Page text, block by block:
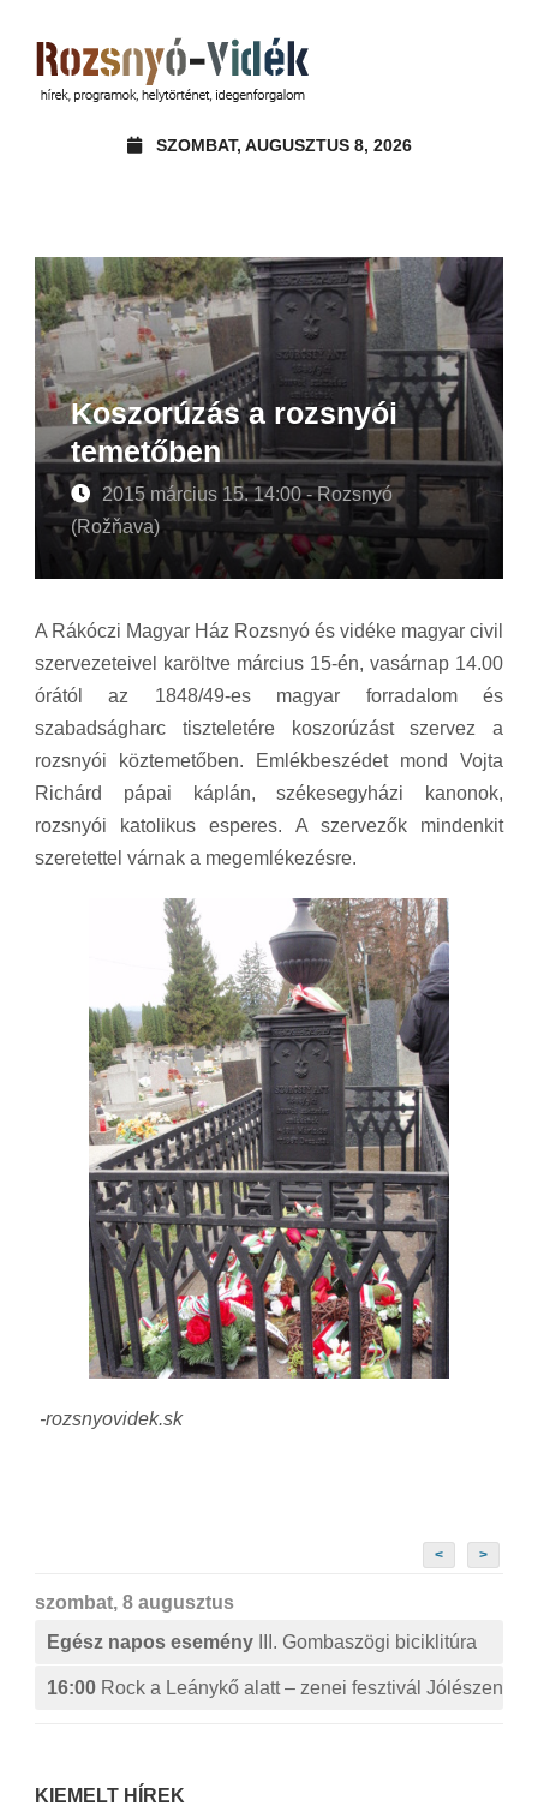
SZOMBAT, AUGUSZTUS 8, 2026
Koszorúzás a rozsnyói
temetőben
2015 március 15. 14:00 - Rozsnyó
(Rožňava)
A Rákóczi Magyar Ház Rozsnyó és vidéke magyar civil
szervezeteivel karöltve március 15-én, vasárnap 14.00
órától az 1848/49-es magyar forradalom és
szabadságharc tiszteletére koszorúzást szervez a
rozsnyói köztemetőben. Emlékbeszédet mond Vojta
Richárd pápai káplán, székesegyházi kanonok,
rozsnyói katolikus esperes. A szervezők mindenkit
szeretettel várnak a megemlékezésre.
-rozsnyovidek.sk
< >
szombat, 8 augusztus
Egész napos esemény
III. Gombaszögi biciklitúra
16:00 Rock a Leánykő alatt – zenei fesztivál Jólészen
KIEMELT HÍREK